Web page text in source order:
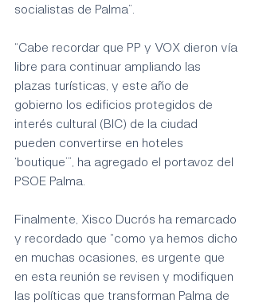
socialistas de Palma”.
“Cabe recordar que PP y VOX dieron vía
libre para continuar ampliando las
plazas turísticas, y este año de
gobierno los edificios protegidos de
interés cultural (BIC) de la ciudad
pueden convertirse en hoteles
‘boutique’”, ha agregado el portavoz del
PSOE Palma.
Finalmente, Xisco Ducrós ha remarcado
y recordado que “como ya hemos dicho
en muchas ocasiones, es urgente que
en esta reunión se revisen y modifiquen
las políticas que transforman Palma de